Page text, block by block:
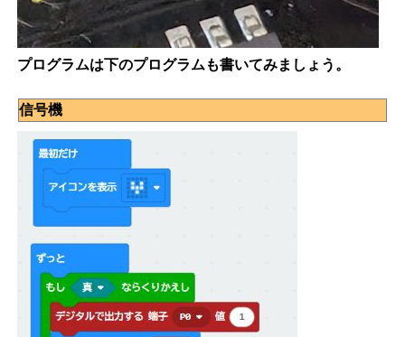
プログラムは下のプログラムも書いてみましょう。
信号機